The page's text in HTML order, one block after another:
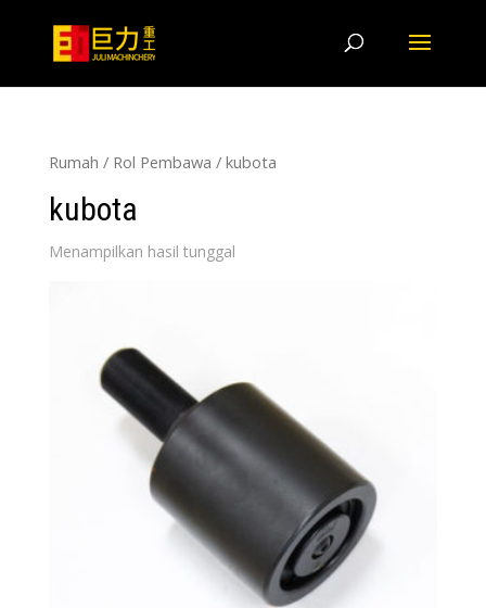
Rumah / Rol Pembawa / kubota
kubota
Menampilkan hasil tunggal